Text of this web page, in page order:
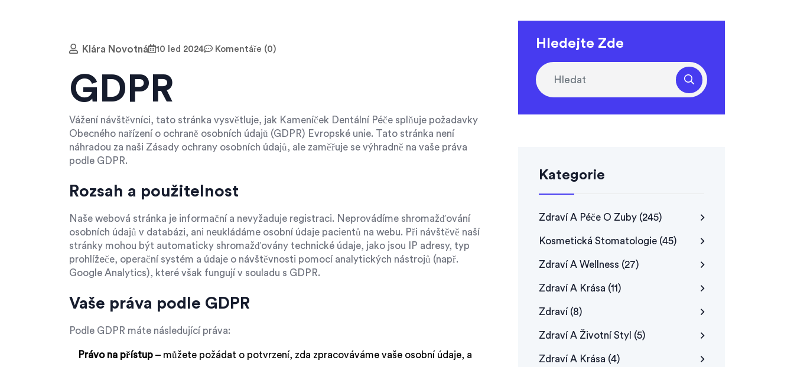
Klára Novotná 10 led 2024 Komentáře (0)
GDPR
Vážení návštěvníci, tato stránka vysvětluje, jak Kameníček Dentální Péče splňuje požadavky
Obecného nařízení o ochraně osobních údajů (GDPR) Evropské unie. Tato stránka není
náhradou za naši Zásady ochrany osobních údajů, ale zaměřuje se výhradně na vaše práva
podle GDPR.
Rozsah a použitelnost
Naše webová stránka je informační a nevyžaduje registraci. Neprovádíme shromažďování
osobních údajů v databázi, ani neukládáme osobní údaje pacientů na webu. Při návštěvě naší
stránky mohou být automaticky shromažďovány technické údaje, jako jsou IP adresy, typ
prohlížeče, operační systém a údaje o návštěvnosti pomocí analytických nástrojů (např.
Google Analytics), které však fungují v souladu s GDPR.
Vaše práva podle GDPR
Podle GDPR máte následující práva:
Právo na přístup – můžete požádat o potvrzení, zda zpracováváme vaše osobní údaje, a
Hledejte Zde
Kategorie
Zdraví A Péče O Zuby (245)
Kosmetická Stomatologie (45)
Zdraví A Wellness (27)
Zdraví A Krása (11)
Zdraví (8)
Zdraví A Životní Styl (5)
Zdraví A Krása (4)